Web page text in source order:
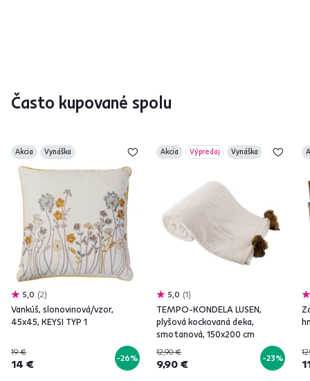
Často kupované spolu
Akcia Vynáška
5,0 2
Vankúš, slonovinová/vzor,
45x45, KEYSI TYP 1
19 €
14 € -26%
Akcia Výpredaj Vynáška
5,0 1
TEMPO-KONDELA LUSEN,
plyšová kockovaná deka,
smotanová, 150x200 cm
12,90 €
9,90 € -23%